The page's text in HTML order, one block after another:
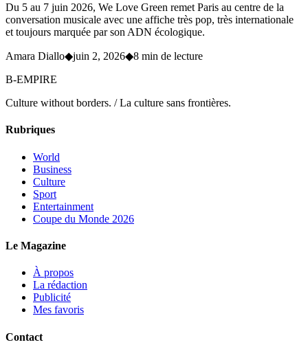
Du 5 au 7 juin 2026, We Love Green remet Paris au centre de la
conversation musicale avec une affiche très pop, très internationale
et toujours marquée par son ADN écologique.
Amara Diallo◆juin 2, 2026◆8 min de lecture
B-EMPIRE
Culture without borders. / La culture sans frontières.
Rubriques
World
Business
Culture
Sport
Entertainment
Coupe du Monde 2026
Le Magazine
À propos
La rédaction
Publicité
Mes favoris
Contact